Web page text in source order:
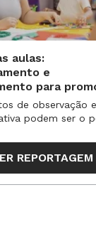
aulas:
e
para
de observação e
podem ser o
espaços e
semestre
REPORTAGEM